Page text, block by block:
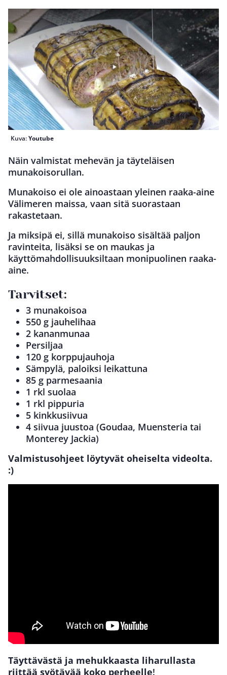
Kuva:Youtube
Näin valmistat mehevän ja täyteläisen
munakoisorullan.
Munakoiso ei ole ainoastaan yleinen raaka-aine
Välimeren maissa, vaan sitä suorastaan
rakastetaan.
Ja miksipä ei, sillä munakoiso sisältää paljon
ravinteita, lisäksi se on maukas ja
käyttömahdollisuuksiltaan monipuolinen raaka-
aine.
Tarvitset:
3 munakoisoa
550 g jauhelihaa
2 kananmunaa
Persiljaa
120 g korppujauhoja
Sämpylä, paloiksi leikattuna
85 g parmesaania
1 rkl suolaa
1 rkl pippuria
5 kinkkusiivua
4 siivua juustoa (Goudaa, Muensteria tai
Monterey Jackia)
Valmistusohjeet löytyvät oheiselta videolta.
:)
Täyttävästä ja mehukkaasta liharullasta
riittää syötävää koko perheelle!